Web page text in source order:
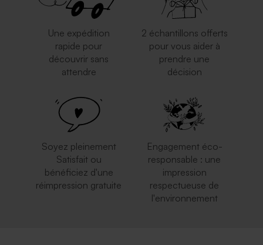
Une expédition
rapide pour
découvrir sans
attendre
2 échantillons offerts
pour vous aider à
prendre une
décision
Soyez pleinement
Satisfait ou
bénéficiez d'une
réimpression gratuite
Engagement éco-
responsable : une
impression
respectueuse de
l'environnement